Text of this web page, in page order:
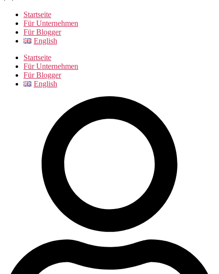
Startseite
Für Unternehmen
Für Blogger
English
Startseite
Für Unternehmen
Für Blogger
English